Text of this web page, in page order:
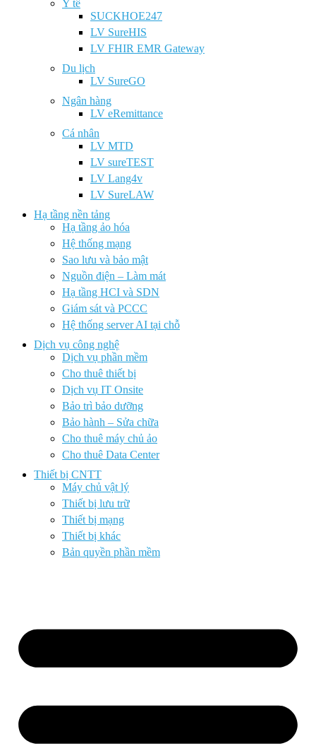
Y tế
SUCKHOE247
LV SureHIS
LV FHIR EMR Gateway
Du lịch
LV SureGO
Ngân hàng
LV eRemittance
Cá nhân
LV MTD
LV sureTEST
LV Lang4v
LV SureLAW
Hạ tầng nền tảng
Hạ tầng ảo hóa
Hệ thống mạng
Sao lưu và bảo mật
Nguồn điện – Làm mát
Hạ tầng HCI và SDN
Giám sát và PCCC
Hệ thống server AI tại chỗ
Dịch vụ công nghệ
Dịch vụ phần mềm
Cho thuê thiết bị
Dịch vụ IT Onsite
Bảo trì bảo dưỡng
Bảo hành – Sửa chữa
Cho thuê máy chủ ảo
Cho thuê Data Center
Thiết bị CNTT
Máy chủ vật lý
Thiết bị lưu trữ
Thiết bị mạng
Thiết bị khác
Bản quyền phần mềm